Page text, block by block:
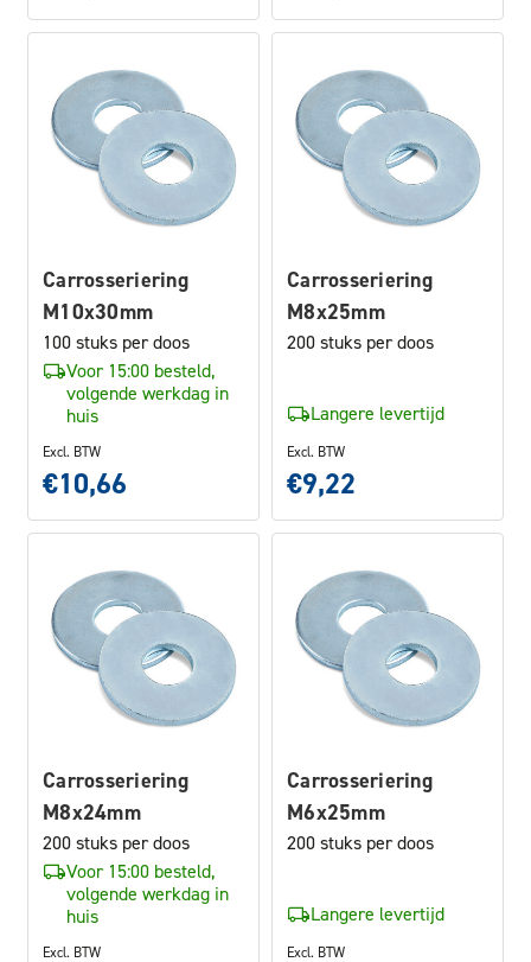
Carrosseriering
M10x30mm
100 stuks per doos
Voor 15:00 besteld,
volgende werkdag in
huis
Excl. BTW
€10,66
Carrosseriering
M8x25mm
200 stuks per doos
Langere levertijd
Excl. BTW
€9,22
Carrosseriering
M8x24mm
200 stuks per doos
Voor 15:00 besteld,
volgende werkdag in
huis
Excl. BTW
Carrosseriering
M6x25mm
200 stuks per doos
Langere levertijd
Excl. BTW